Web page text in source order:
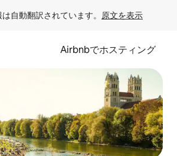
自動翻訳されています。 原文を表示
Airbnbでホスティング